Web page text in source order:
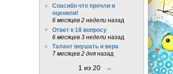
Спасибо что прочли и
оценили!
6 месяцев 2 неделиназад
Ответ к 18 вопросу
6 месяцев 3 неделиназад
Талант внушать и вера
7 месяцев 2 дняназад
1 из 20 →